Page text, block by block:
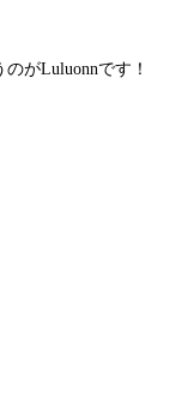
がLuluonnです！